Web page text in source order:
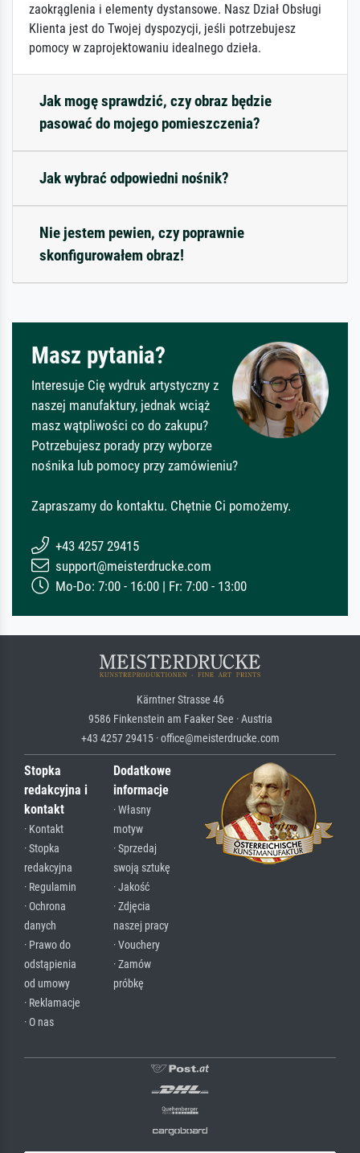
zaokrąglenia i elementy dystansowe. Nasz Dział Obsługi
Klienta jest do Twojej dyspozycji, jeśli potrzebujesz
pomocy w zaprojektowaniu idealnego dzieła.
Jak mogę sprawdzić, czy obraz będzie
pasować do mojego pomieszczenia?
Jak wybrać odpowiedni nośnik?
Nie jestem pewien, czy poprawnie
skonfigurowałem obraz!
Masz pytania?
Interesuje Cię wydruk artystyczny z
naszej manufaktury, jednak wciąż
masz wątpliwości co do zakupu?
Potrzebujesz porady przy wyborze
nośnika lub pomocy przy zamówieniu?
Zapraszamy do kontaktu. Chętnie Ci pomożemy.
+43 4257 29415
support@meisterdrucke.com
Mo-Do: 7:00 - 16:00 | Fr: 7:00 - 13:00
Kärntner Strasse 46
9586 Finkenstein am Faaker See · Austria
+43 4257 29415 · office@meisterdrucke.com
Stopka
redakcyjna i
kontakt
· Kontakt
· Stopka
redakcyjna
· Regulamin
· Ochrona
danych
· Prawo do
odstąpienia
od umowy
· Reklamacje
· O nas
Dodatkowe
informacje
· Własny
motyw
· Sprzedaj
swoją sztukę
· Jakość
· Zdjęcia
naszej pracy
· Vouchery
· Zamów
próbkę